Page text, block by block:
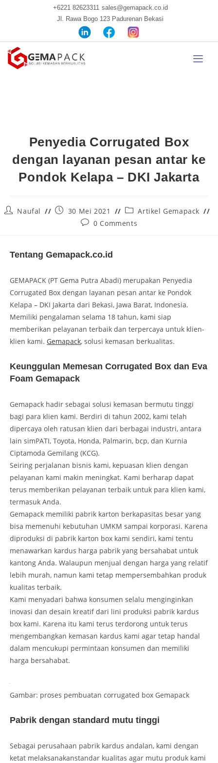
+6221 82623311 sales@gemapack.co.id
Jl. Rawa Bogo 123 Padurenan Bekasi
Penyedia Corrugated Box
dengan layanan pesan antar ke
Pondok Kelapa – DKI Jakarta
Naufal 30 Mei 2021
Artikel Gemapack
0 Comments
Tentang Gemapack.co.id
GEMAPACK (PT Gema Putra Abadi) merupakan Penyedia
Corrugated Box dengan layanan pesan antar ke Pondok
Kelapa – DKI Jakarta dari Bekasi, Jawa Barat, Indonesia.
Memiliki pengalaman selama 18 tahun, kami siap
memberikan pelayanan terbaik dan terpercaya untuk klien-
klien kami. Gemapack, solusi kemasan berkualitas.
Keunggulan Memesan Corrugated Box dan Eva
Foam Gemapack
Gemapack hadir sebagai solusi kemasan bermutu tinggi
bagi para klien kami. Berdiri di tahun 2002, kami telah
dipercaya oleh ratusan klien dari berbagai industri, antara
lain simPATI, Toyota, Honda, Palmarin, bcp, dan Kurnia
Ciptamoda Gemilang (KCG).
Seiring perjalanan bisnis kami, kepuasan klien dengan
pelayanan kami makin meningkat. Kami berharap dapat
terus memberikan pelayanan terbaik untuk para klien kami,
termasuk Anda.
Gemapack memiliki pabrik karton berkapasitas besar yang
bisa memenuhi kebutuhan UMKM sampai korporasi. Karena
diproduksi di pabrik karton box kami sendiri, kami tentu
menawarkan kardus harga pabrik yang bersahabat untuk
kantong Anda. Walaupun menjual dengan harga yang relatif
lebih murah, namun kami tetap mempersembahkan produk
kualitas terbaik.
Kami menyadari bahwa konsumen selalu menginginkan
inovasi dan desain kreatif dari lini produksi pabrik kardus
box kami. Karena itu kami terus terdorong untuk terus
mengembangkan kemasan kardus kami agar tetap handal
dalam mencukupi permintaan konsumen dan memiliki
harga bersahabat.
Gambar: proses pembuatan corrugated box Gemapack
Pabrik dengan standard mutu tinggi
Sebagai perusahaan pabrik kardus andalan, kami dengan
ketat melaksanakanstandar kualitas agar mutu produk kami